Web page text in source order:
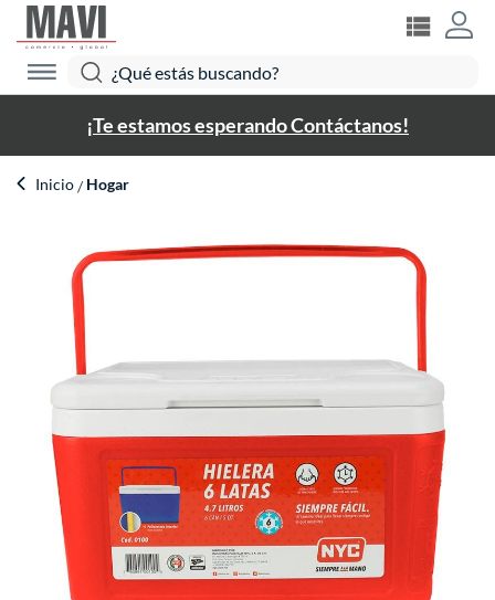
¡Te estamos esperando Contáctanos!
Inicio Hogar